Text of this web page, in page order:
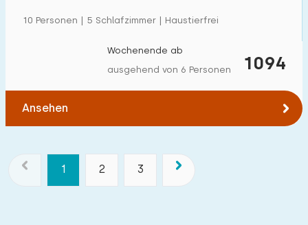
10 Personen | 5 Schlafzimmer | Haustierfrei
1094
Wochenende ab
ausgehend von 6 Personen
Ansehen
1 2 3